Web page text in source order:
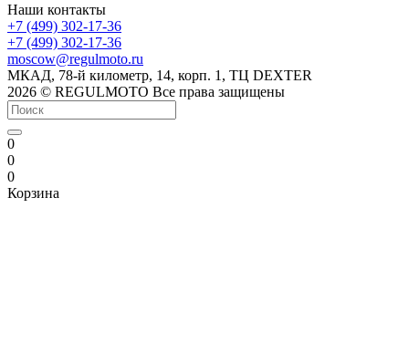
Наши контакты
+7 (499) 302-17-36
+7 (499) 302-17-36
moscow@regulmoto.ru
МКАД, 78-й километр, 14, корп. 1, ТЦ DEXTER
2026 © REGULMOTO Все права защищены
0
0
0
Корзина